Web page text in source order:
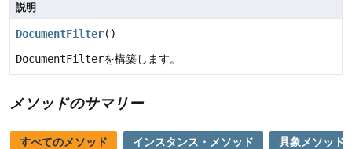
説明
DocumentFilter()
DocumentFilterを構築します。
メソッドのサマリー
すべてのメソッド インスタンス・メソッド 具象メソッド